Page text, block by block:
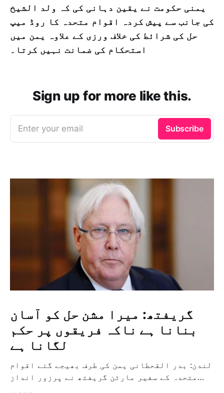
یمنی حکومت نے یقین دہانی کی کہ ولد الشیخ
کی جانب سے پیش کردہ اقوام متحدہ کا روڈ میپ
حل کی شرائط کی خلاف ورزی کے علاوہ یمن میں
استحکام کی ضمانت نہیں کرتا۔
Sign up for more like this.
Enter your email Subscribe
گریفتھ: میرا مشن حل کو آسان
بنانا ہے ناکہ فریقوں پر حکم
لگانا ہے
لندن: بدر القحطانی یمن کی طرف بھیجے گئے اقوام
متحدہ کے سفیر مارٹن گریفتھ نے پرزور انداز